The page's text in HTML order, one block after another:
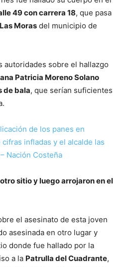
49 con carrera 18, que pasa
Moras del municipio de
autoridades sobre el hallazgo
Patricia Moreno Solano
de bala, que serían suficientes
de los panes en
infladas y el alcalde las
Nación Costeña
sitio y luego arrojaron en el
el asesinato de esta joven
asesinada en otro lugar y
donde fue hallado por la
a la Patrulla del Cuadrante,